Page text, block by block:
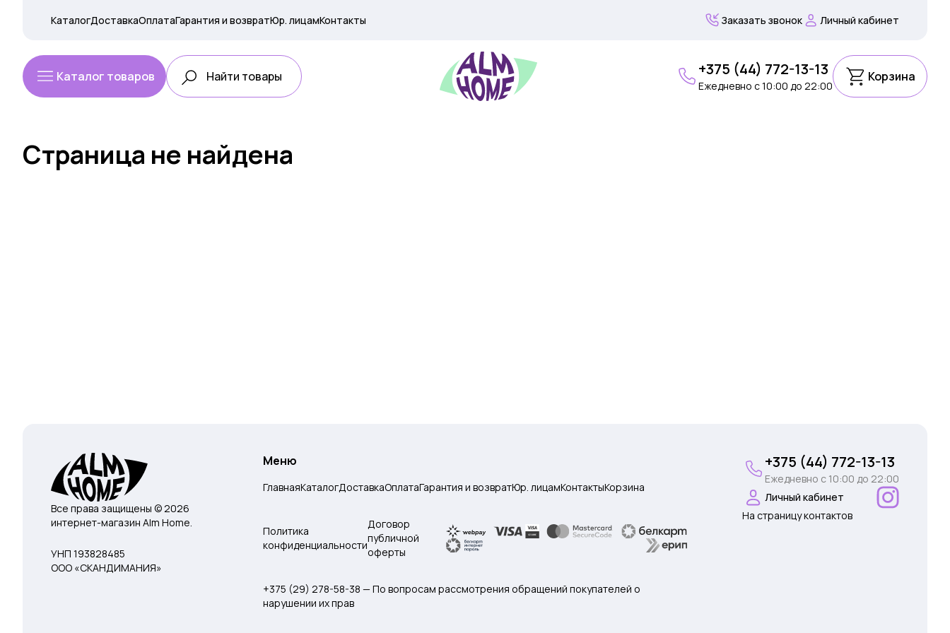
КаталогДоставкаОплатаГарантия и возвратЮр. лицамКонтакты Заказать звонок Личный кабинет
Каталог товаров +375 (44) 772-13-13
Ежедневно c 10:00 до 22:00
Корзина
Страница не найдена
Все права защищены © 2026
интернет-магазин Alm Home.
УНП 193828485
ООО «СКАНДИМАНИЯ»
Меню
ГлавнаяКаталогДоставкаОплатаГарантия и возвратЮр. лицамКонтактыКорзина
Политика
конфиденциальности
Договор
публичной
оферты
+375 (29) 278-58-38 — По вопросам рассмотрения обращений покупателей о
нарушении их прав
+375 (44) 772-13-13
Ежедневно c 10:00 до 22:00
Личный кабинет
На страницу контактов